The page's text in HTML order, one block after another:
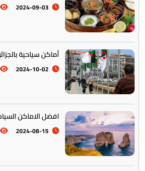
تخطيط الرحلات والتنقل
2024-09-03
أماكن سياحية بالجزائر
2024-10-02
افضل الاماكن السياحية
2024-08-15